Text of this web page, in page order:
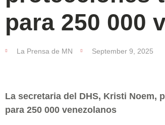
para 250 000
La Prensa de MN September 9, 2025
La secretaria del DHS, Kristi Noem,
para 250 000 venezolanos